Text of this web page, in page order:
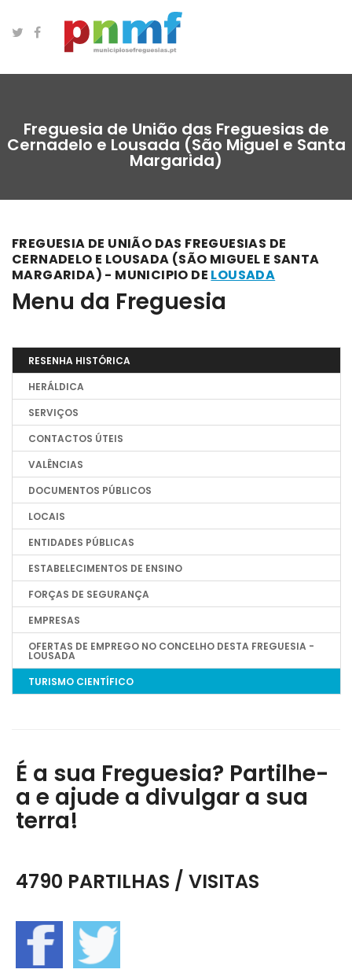
Freguesia de União das Freguesias de
Cernadelo e Lousada (São Miguel e Santa
Margarida)
FREGUESIA DE UNIÃO DAS FREGUESIAS DE
CERNADELO E LOUSADA (SÃO MIGUEL E SANTA
MARGARIDA) - MUNICIPIO DE LOUSADA
Menu da Freguesia
RESENHA HISTÓRICA
HERÁLDICA
SERVIÇOS
CONTACTOS ÚTEIS
VALÊNCIAS
DOCUMENTOS PÚBLICOS
LOCAIS
ENTIDADES PÚBLICAS
ESTABELECIMENTOS DE ENSINO
FORÇAS DE SEGURANÇA
EMPRESAS
OFERTAS DE EMPREGO NO CONCELHO DESTA FREGUESIA -
LOUSADA
TURISMO CIENTÍFICO
É a sua Freguesia? Partilhe-
a e ajude a divulgar a sua
terra!
4790 PARTILHAS / VISITAS